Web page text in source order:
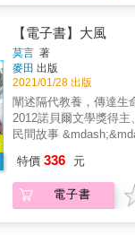
字。更妙的是，我彷彿
這裡，這次只是回家
路上找到屬於自己的食
己。」——〈穀物路〉
各有自己的面貌，如同
國家和種族。」——〈
車〉※第二輯「十月」
未有的平靜與開闊。「
別離，而下一次又會
的午後〉「他說我的靈
知道蜂鳥的特質是信使
貝松說：創作劇本就像健身一
天固定練兩個小時，一
不到任何成果，全身痠
慢慢感覺肌肉有了強度，身
說他每天固定時間寫劇
沒有放縱的長假。 我是一個幸運的創作者。我
聽到了盧貝松的工作方
一樣。又悲又喜的是，
健身八小時。 &mdash;&mdash;〈創作就像健
身〉（摘自第1章：創作就是
事情節都相對簡單，讓
節的離奇。 而且就算有讓人驚奇的情節，在繪
本裡所能鋪陳的篇幅都
每一扇門的後面，都是
一會， 但是這一次，讓我們一起窺看門內與門
外的風景。 讓溫柔細緻的手繪水彩畫投影出妳
的人生旅程。 離開的，都會變成風景，留下
的，讓它緩緩滲入人生。 有時迷路，有
寂，有時逃走，有時勇敢面對，
堅持往前走。 永遠要記住自己本來擁有的東
西
【電子書】大風
莫言 著
麥田 出版
2021/01/28 出版
闡述隔代教養，傳達生
2012諾貝爾文學獎得
民間故事 &mdash;&mdash;莫言第一本繪本 ◆
學&mdash;&mdash; 在莫言時而直率時而有如
身處幻夢之中，富有節
真誠動心的生命情感教
特價 336 元
電子書